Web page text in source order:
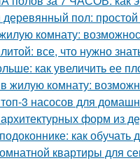
пол:
комнату:
все, что нужно
как увеличить ее
жилую комнату:
3 насосов для
форм из
как обучать
квартиры для